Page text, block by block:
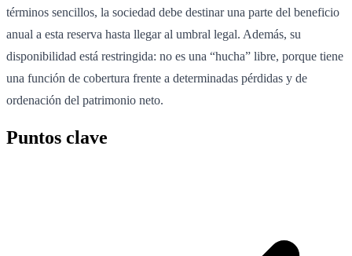
términos sencillos, la sociedad debe destinar una parte del beneficio
anual a esta reserva hasta llegar al umbral legal. Además, su
disponibilidad está restringida: no es una “hucha” libre, porque tiene
una función de cobertura frente a determinadas pérdidas y de
ordenación del patrimonio neto.
Puntos clave